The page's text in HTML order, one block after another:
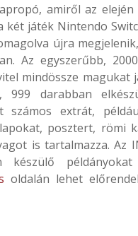
amiről az elején
két játék Nintendo
újra
Az egyszerűbb,
mindössze magukat
999 darabban
számos extrát,
posztert, römi
is tartalmazza. Az
készülő
oldalán lehet